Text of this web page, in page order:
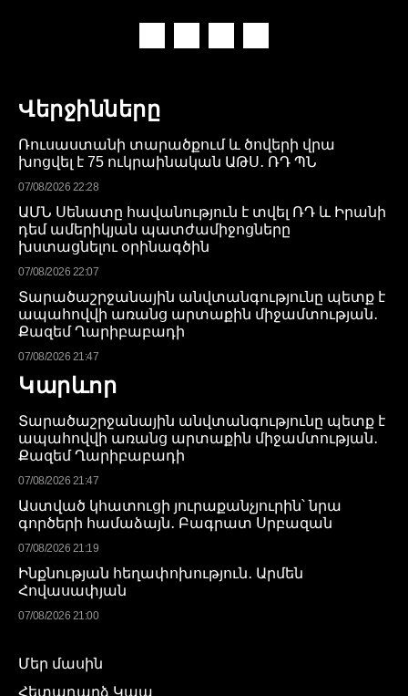
Վերջինները
Ռուսաստանի տարածքում և ծովերի վրա
խոցվել է 75 ուկրաինական ԱԹՍ․ ՌԴ ՊՆ
07/08/2026 22:28
ԱՄՆ Սենատը հավանություն է տվել ՌԴ և Իրանի
դեմ ամերիկյան պատժամիջոցները
խստացնելու օրինագծին
07/08/2026 22:07
Տարածաշրջանային անվտանգությունը պետք է
ապահովվի առանց արտաքին միջամտության․
Քազեմ Ղարիբաբադի
07/08/2026 21:47
Կարևոր
Տարածաշրջանային անվտանգությունը պետք է
ապահովվի առանց արտաքին միջամտության․
Քազեմ Ղարիբաբադի
07/08/2026 21:47
Աստված կհատուցի յուրաքանչյուրին՝ նրա
գործերի համաձայն․ Բագրատ Սրբազան
07/08/2026 21:19
Ինքնության հեղափոխություն․ Արմեն
Հովասափյան
07/08/2026 21:00
Մեր մասին
Հետադարձ Կապ